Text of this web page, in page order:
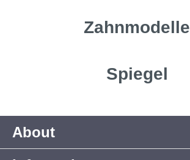
Zahnmodelle
Spiegel
About